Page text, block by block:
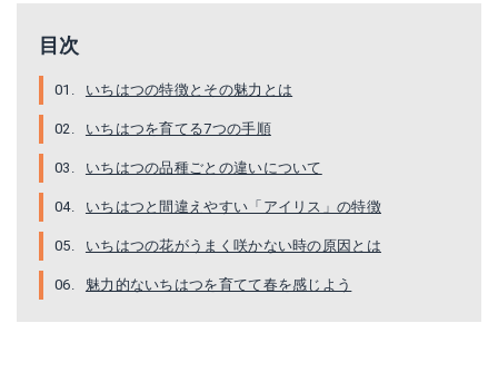
目次
いちはつの特徴とその魅力とは
いちはつを育てる7つの手順
いちはつの品種ごとの違いについて
いちはつと間違えやすい「アイリス」の特徴
いちはつの花がうまく咲かない時の原因とは
魅力的ないちはつを育てて春を感じよう